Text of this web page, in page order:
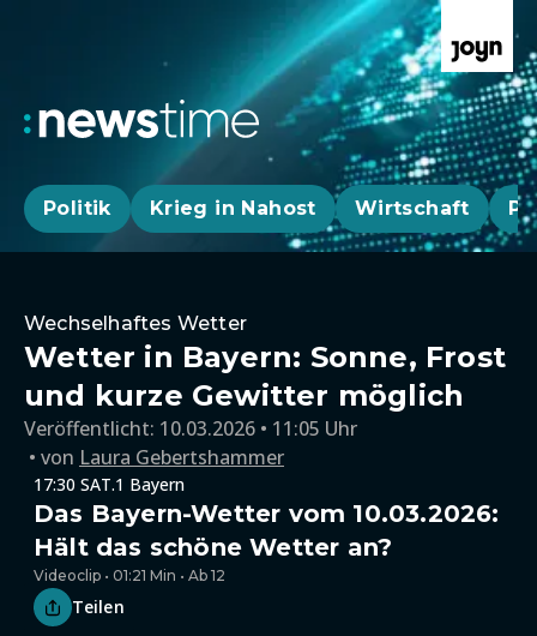
Politik Krieg in Nahost Wirtschaft
Wechselhaftes Wetter
Wetter in Bayern: Sonne, Frost
und kurze Gewitter möglich
Veröffentlicht: 10.03.2026 • 11:05 Uhr
von Laura Gebertshammer
17:30 SAT.1 Bayern
Das Bayern-Wetter vom 10.03.2026:
Hält das schöne Wetter an?
Videoclip • 01:21 Min • Ab 12
Teilen